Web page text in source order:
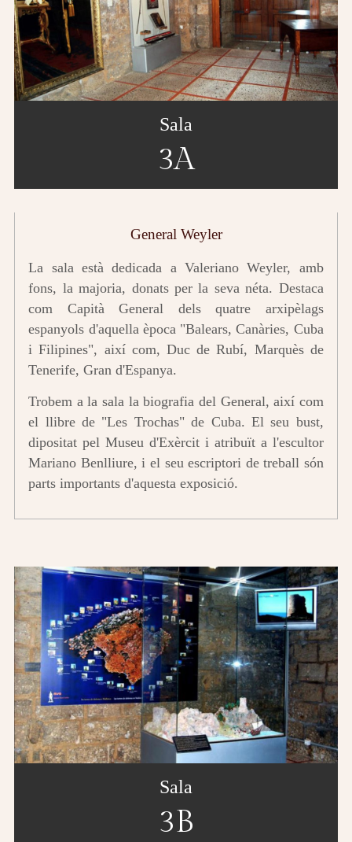
Sala
3A
General Weyler
La sala està dedicada a Valeriano Weyler, amb
fons, la majoria, donats per la seva néta. Destaca
com Capità General dels quatre arxipèlags
espanyols d'aquella època "Balears, Canàries, Cuba
i Filipines", així com, Duc de Rubí, Marquès de
Tenerife, Gran d'Espanya.
Trobem a la sala la biografia del General, així com
el llibre de "Les Trochas" de Cuba. El seu bust,
dipositat pel Museu d'Exèrcit i atribuït a l'escultor
Mariano Benlliure, i el seu escriptori de treball són
parts importants d'aquesta exposició.
Sala
3B